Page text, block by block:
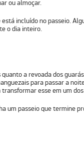
ou almoçar.
incluído no passeio.
o dia inteiro.
quanto a revoada dos guarás
para passar a
esse em um
um passeio que termine